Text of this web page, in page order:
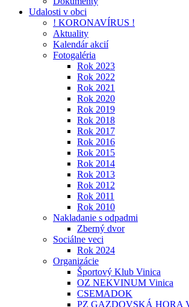
Udalosti v obci
! KORONAVÍRUS !
Aktuality
Kalendár akcií
Fotogaléria
Rok 2023
Rok 2022
Rok 2021
Rok 2020
Rok 2019
Rok 2018
Rok 2017
Rok 2016
Rok 2015
Rok 2014
Rok 2013
Rok 2012
Rok 2011
Rok 2010
Nakladanie s odpadmi
Zberný dvor
Sociálne veci
Rok 2024
Organizácie
Športový Klub Vinica
OZ NEKVINUM Vinica
CSEMADOK
PZ GAZDOVSKÁ HORA